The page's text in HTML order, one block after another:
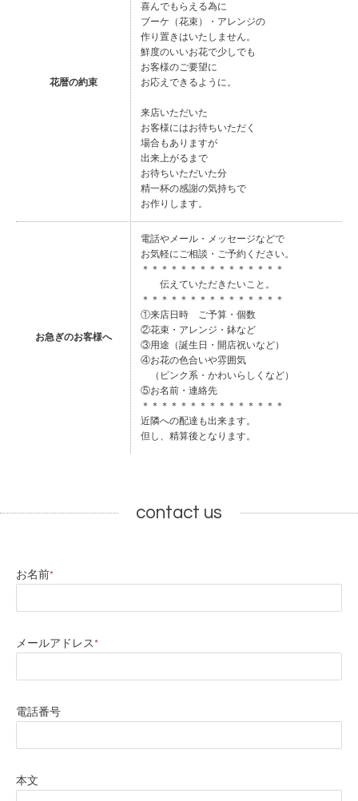
花暦の約束
喜んでもらえる為に
ブーケ（花束）・アレンジの
作り置きはいたしません。
鮮度のいいお花で少しでも
お客様のご要望に
お応えできるように。
来店いただいた
お客様にはお待ちいただく
場合もありますが
出来上がるまで
お待ちいただいた分
精一杯の感謝の気持ちで
お作りします。
お急ぎのお客様へ
電話やメール・メッセージなどで
お気軽にご相談・ご予約ください。
＊＊＊＊＊＊＊＊＊＊＊＊＊＊＊
伝えていただきたいこと。
＊＊＊＊＊＊＊＊＊＊＊＊＊＊＊
①来店日時 ご予算・個数
②花束・アレンジ・鉢など
③用途（誕生日・開店祝いなど）
④お花の色合いや雰囲気
（ピンク系・かわいらしくなど）
⑤お名前・連絡先
＊＊＊＊＊＊＊＊＊＊＊＊＊＊＊
近隣への配達も出来ます。
但し、精算後となります。
contact us
お名前*
メールアドレス*
電話番号
本文